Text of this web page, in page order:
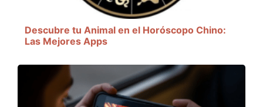
Descubre tu Animal en el Horóscopo Chino:
Las Mejores Apps